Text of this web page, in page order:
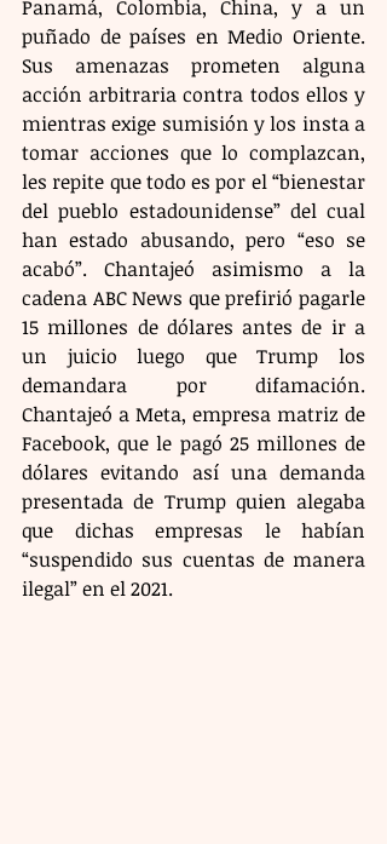
Panamá, Colombia, China, y a un
puñado de países en Medio Oriente.
Sus amenazas prometen alguna
acción arbitraria contra todos ellos y
mientras exige sumisión y los insta a
tomar acciones que lo complazcan,
les repite que todo es por el “bienestar
del pueblo estadounidense” del cual
han estado abusando, pero “eso se
acabó”. Chantajeó asimismo a la
cadena ABC News que prefirió pagarle
15 millones de dólares antes de ir a
un juicio luego que Trump los
demandara por difamación.
Chantajeó a Meta, empresa matriz de
Facebook, que le pagó 25 millones de
dólares evitando así una demanda
presentada de Trump quien alegaba
que dichas empresas le habían
“suspendido sus cuentas de manera
ilegal” en el 2021.